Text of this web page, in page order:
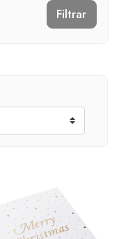
Filtrar